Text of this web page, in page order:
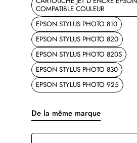
COMPATIBLE COULEUR
EPSON STYLUS PHOTO 810
EPSON STYLUS PHOTO 820
EPSON STYLUS PHOTO 820S
EPSON STYLUS PHOTO 830
EPSON STYLUS PHOTO 925
De la même marque